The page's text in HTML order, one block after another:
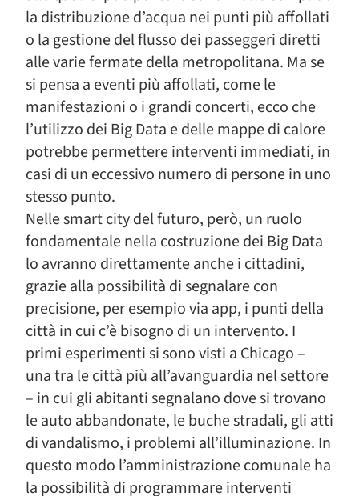
la distribuzione d’acqua nei punti più affollati
o la gestione del flusso dei passeggeri diretti
alle varie fermate della metropolitana. Ma se
si pensa a eventi più affollati, come le
manifestazioni o i grandi concerti, ecco che
l’utilizzo dei Big Data e delle mappe di calore
potrebbe permettere interventi immediati, in
casi di un eccessivo numero di persone in uno
stesso punto.
Nelle smart city del futuro, però, un ruolo
fondamentale nella costruzione dei Big Data
lo avranno direttamente anche i cittadini,
grazie alla possibilità di segnalare con
precisione, per esempio via app, i punti della
città in cui c’è bisogno di un intervento. I
primi esperimenti si sono visti a Chicago –
una tra le città più all’avanguardia nel settore
– in cui gli abitanti segnalano dove si trovano
le auto abbandonate, le buche stradali, gli atti
di vandalismo, i problemi all’illuminazione. In
questo modo l’amministrazione comunale ha
la possibilità di programmare interventi